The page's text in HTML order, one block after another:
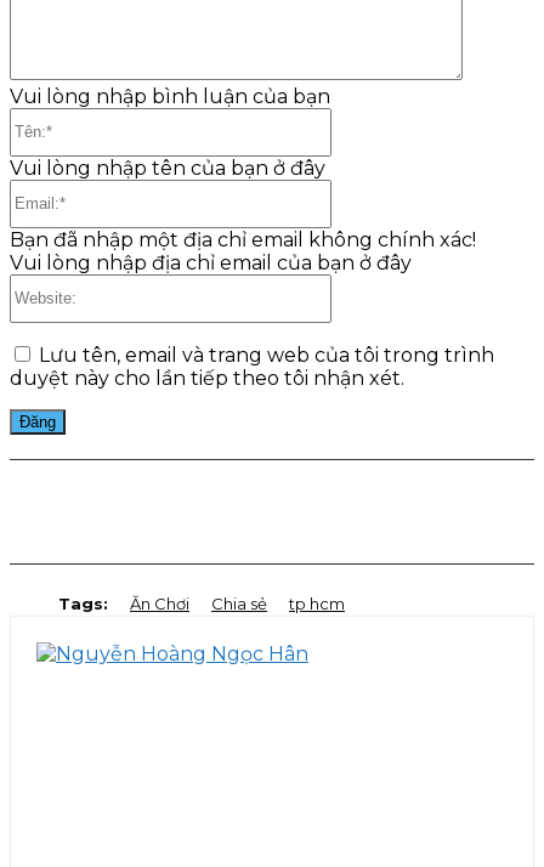
Vui lòng nhập bình luận của bạn
Vui lòng nhập tên của bạn ở đây
Bạn đã nhập một địa chỉ email không chính xác!
Vui lòng nhập địa chỉ email của bạn ở đây
Lưu tên, email và trang web của tôi trong trình
duyệt này cho lần tiếp theo tôi nhận xét.
Tags: Ăn Chơi Chia sẻ tp hcm